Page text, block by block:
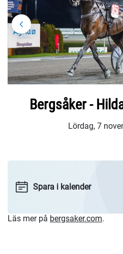
Bergsåker -
Läs mer på bergsaker.com.
Lördag, 7
Spara i kalender